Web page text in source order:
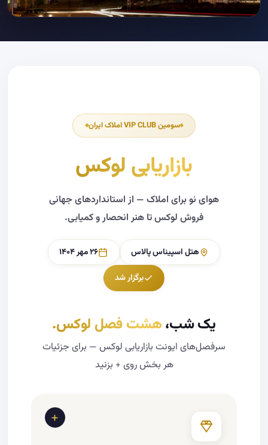
سومین VIP CLUB املاک ایران
بازاریابی لوکس
هوای نو برای املاک — از استانداردهای جهانی
فروش لوکس تا هنر انحصار و کمیابی.
هتل اسپیناس پالاس ۲۶ مهر ۱۴۰۴
برگزار شد
یک شب،هشت فصل لوکس.
سرفصل‌های ایونت بازاریابی لوکس — برای جزئیات
هر بخش روی + بزنید